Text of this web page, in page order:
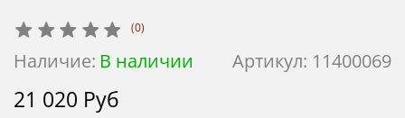
(0)
Артикул: 11400069
Наличие: В наличии
21 020 Руб